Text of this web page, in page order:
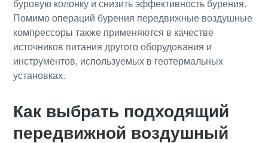
буровую колонку и снизить эффективность бурения.
Помимо операций бурения передвижные воздушные
компрессоры также применяются в качестве
источников питания другого оборудования и
инструментов, используемых в геотермальных
установках.
Как выбрать подходящий
передвижной воздушный